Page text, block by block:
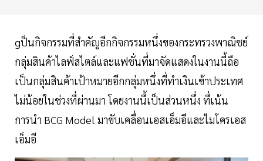
gป็นกิจกรรมที่สำคัญอีกกิจกรรมหนึ่งของกระทรวงพาณิชย์
กลุ่มสินค้าไลฟ์สไตล์และแฟชั่นที่มาจัดแสดงในงานนี้ถือ
เป็นกลุ่มสินค้าเป้าหมายอีกกลุ่มหนึ่งที่ทำเงินเข้าประเทศ
ไม่น้อยในช่วงที่ผ่านมา โดยงานนี้เป็นส่วนหนึ่ง ที่เน้น
การนำ BCG Model มาขับเคลื่อนเอสเอ็มอีและไมโครเอส
เอ็มอี